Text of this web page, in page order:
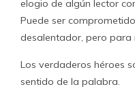
elogio de algún lector
Puede ser
desalentador, pero para
Los verdaderos héroes
sentido de la palabra.